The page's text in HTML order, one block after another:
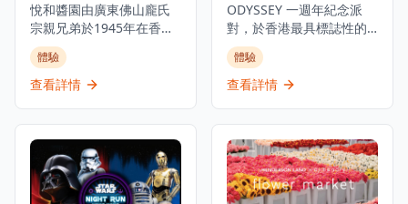
悅和醬園由廣東佛山龐氏
宗親兄弟於1945年在香港
創立，是本港歷史逾80年
的傳統老字號醬園，亦是
全港唯一自置蒸釀酒房的
本地食品業中實屬罕見。
醬園現由第三代傳人 Jack
主理，致力在傳統釀造工
藝與現代需求之間取得平
體驗
查看詳情
ODYSSEY 一週年紀念派
對，於香港最具標誌性的
戶外場地——K11 MUSEA
6樓雕塑公園隆重舉行。作
為 Social Club Series 的
萃的空中花園化身為充滿
活力的舞池，以維多利亞
港全景為背景，帶來一場
融合 House、Techno 及
體驗
查看詳情